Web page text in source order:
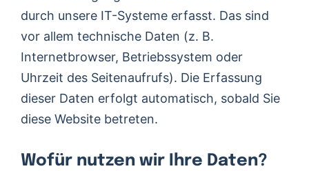
durch unsere IT-Systeme erfasst. Das sind
vor allem technische Daten (z. B.
Internetbrowser, Betriebssystem oder
Uhrzeit des Seitenaufrufs). Die Erfassung
dieser Daten erfolgt automatisch, sobald Sie
diese Website betreten.
Wofür nutzen wir Ihre Daten?